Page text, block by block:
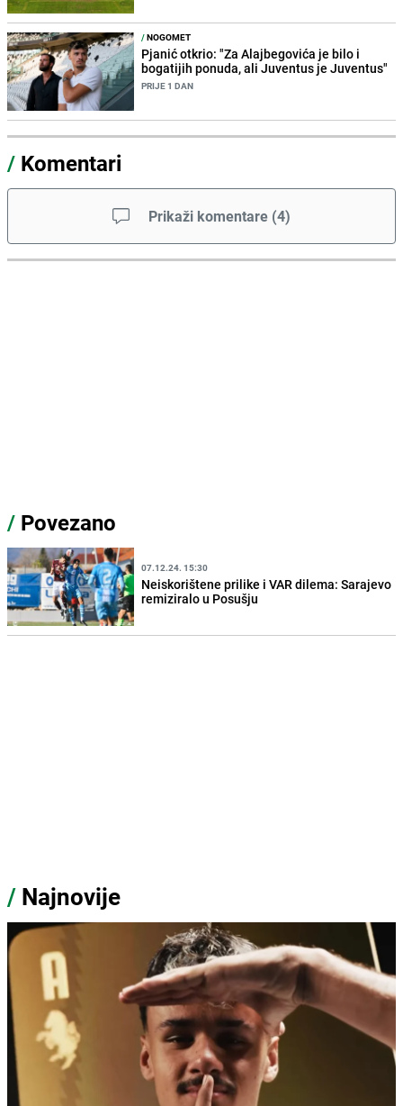
/NOGOMET
Pjanić otkrio: "Za Alajbegovića je bilo i
bogatijih ponuda, ali Juventus je Juventus"
PRIJE 1 DAN
/ Komentari
Prikaži komentare (4)
/ Povezano
07.12.24. 15:30
Neiskorištene prilike i VAR dilema: Sarajevo
remiziralo u Posušju
/ Najnovije